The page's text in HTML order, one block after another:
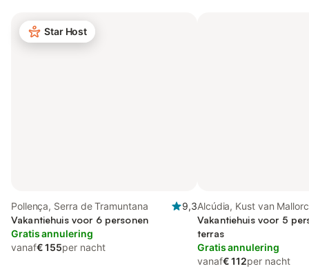
Star Host
Pollença, Serra de Tramuntana
9,3
Vakantiehuis voor 6 personen
Gratis annulering
vanaf€ 155per nacht
Alcúdia, Kust van
Vakantiehuis voor 5
terras
Gratis annulering
vanaf€ 112per nacht